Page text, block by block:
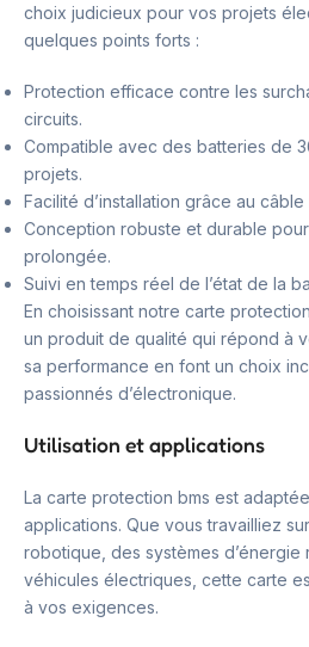
choix judicieux pour vos projets
quelques points forts :
Protection efficace contre les
circuits.
Compatible avec des batteries de
projets.
Facilité d’installation grâce au câble
Conception robuste et durable
prolongée.
Suivi en temps réel de l’état de la
En choisissant notre carte
un produit de qualité qui répond à
sa performance en font un choix
passionnés d’électronique.
Utilisation et applications
La carte protection bms est
applications. Que vous travailliez
robotique, des systèmes d’énergie
véhicules électriques, cette carte
à vos exigences.